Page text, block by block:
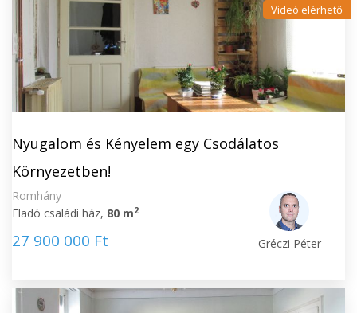
Videó elérhető
Nyugalom és Kényelem egy Csodálatos
Környezetben!
Romhány
Eladó családi ház, 80 m2
27 900 000 Ft Gréczi Péter